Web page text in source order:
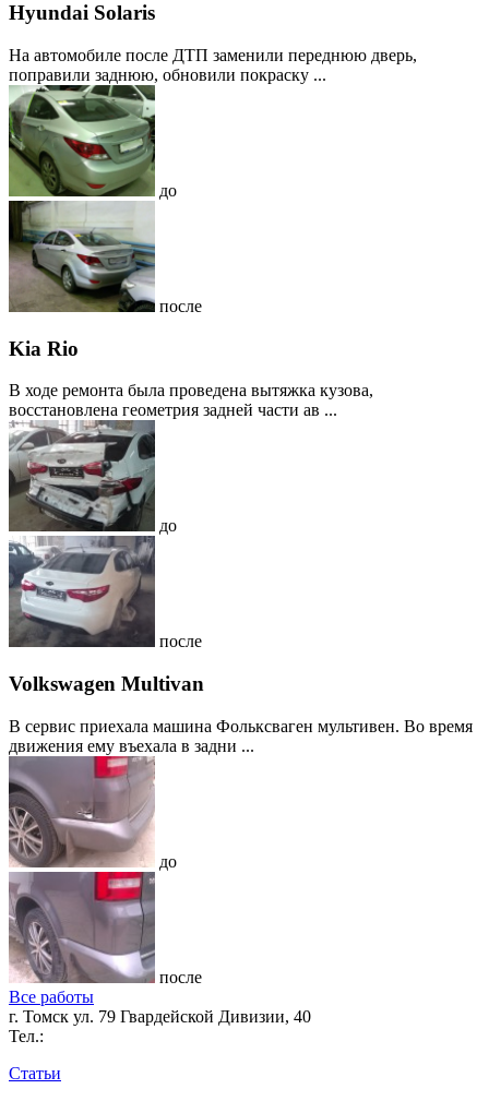
Hyundai Solaris
На автомобиле после ДТП заменили переднюю дверь,
поправили заднюю, обновили покраску ...
до
после
Kia Rio
В ходе ремонта была проведена вытяжка кузова,
восстановлена геометрия задней части ав ...
до
после
Volkswagen Multivan
В сервис приехала машина Фольксваген мультивен. Во время
движения ему въехала в задни ...
до
после
Все работы
г. Томск ул. 79 Гвардейской Дивизии, 40
Тел.:
Статьи